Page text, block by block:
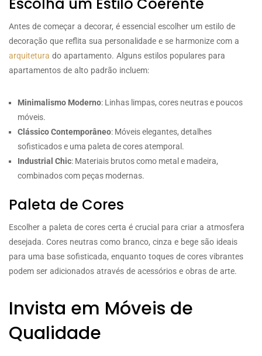
Antes de começar a decorar, é essencial escolher um estilo de
decoração que reflita sua personalidade e se harmonize com a
arquitetura do apartamento. Alguns estilos populares para
apartamentos de alto padrão incluem:
Minimalismo Moderno: Linhas limpas, cores neutras e poucos
móveis.
Clássico Contemporâneo: Móveis elegantes, detalhes
sofisticados e uma paleta de cores atemporal.
Industrial Chic: Materiais brutos como metal e madeira,
combinados com peças modernas.
Paleta de Cores
Escolher a paleta de cores certa é crucial para criar a atmosfera
desejada. Cores neutras como branco, cinza e bege são ideais
para uma base sofisticada, enquanto toques de cores vibrantes
podem ser adicionados através de acessórios e obras de arte.
Invista em Móveis de
Qualidade